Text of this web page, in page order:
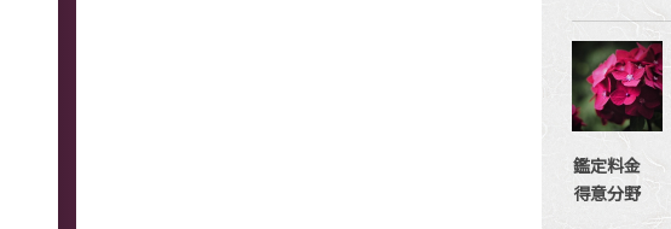
鑑定料金
得意分野